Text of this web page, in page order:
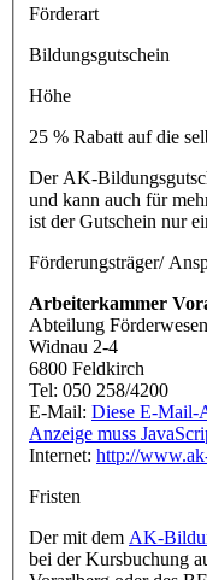
Förderart
Bildungsgutschein
Höhe
25 % Rabatt auf die
Der AK-
und kann auch für
ist der Gutschein nur
Förderungsträger/
Arbeiterkammer
Abteilung Förderwesen
Widnau 2-4
6800 Feldkirch
Tel: 050 258/4200
E-Mail: Diese E-Mail-
Anzeige muss
Internet: http://
Fristen
Der mit dem AK-
bei der Kursbuchung